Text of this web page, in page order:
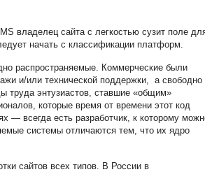
владелец сайта с легкостью сузит поле
начать с классификации платформ.
распространяемые. Коммерческие были
и/или технической поддержки, а свободно
труда энтузиастов, ставшие «общим»
которые время от времени этот код
— всегда есть разработчик, к которому
системы отличаются тем, что их ядро
сайтов всех типов. В России в